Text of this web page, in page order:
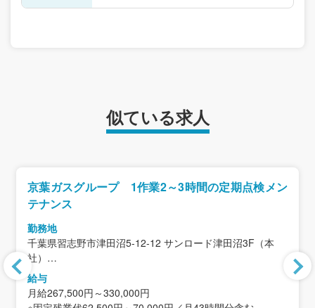
似ている求人
京葉ガスグループ 1作業2～3時間の定期点検メン
テナンス
勤務地
千葉県習志野市津田沼5-12-12 サンロード津田沼3F（本
社）
＜アクセス＞「京成津田沼駅」 徒歩1分、「JR津田沼駅」
徒歩14分
※直行直帰の場合もあり。
給与
月給267,500円～330,000円